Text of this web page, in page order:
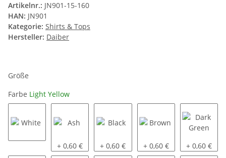
Artikelnr.: JN901-15-160
HAN: JN901
Kategorie: Shirts & Tops
Hersteller: Daiber
Größe
Farbe Light Yellow
Ash
+ 0,60 € Black
+ 0,60 € Brown
+ 0,60 € Dark Green
+ 0,60 €